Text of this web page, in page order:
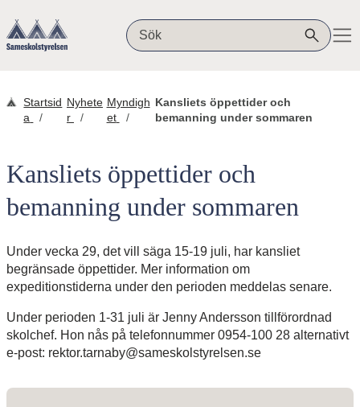
Sameskolstyrelsen
Sök på webbplatsen
Startsid
a
Nyhete
r
Myndigh
et
Kansliets öppettider och
bemanning under sommaren
Kansliets öppettider och
bemanning under sommaren
Under vecka 29, det vill säga 15-19 juli, har kansliet
begränsade öppettider. Mer information om
expeditionstiderna under den perioden meddelas senare.
Under perioden 1-31 juli är Jenny Andersson tillförordnad
skolchef. Hon nås på telefonnummer 0954-100 28 alternativt
e-post: rektor.tarnaby@sameskolstyrelsen.se